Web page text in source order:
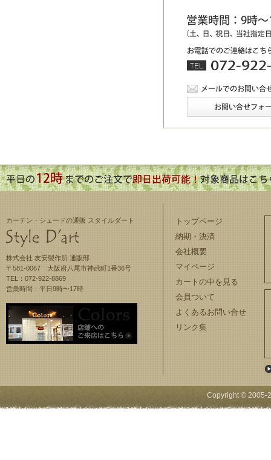
カーテン・シェードの通販 スタイルダート
株式会社 友安製作所 通販部
〒581-0067 大阪府八尾市神武町1番36号
TEL：072-922-8869
営業時間：平日9時〜17時
トップページ
納期・決済
会社概要
マイページ
カートの中を見る
会員ついて
よくあるお問い合せ
リンク集
Copyright © 2005-